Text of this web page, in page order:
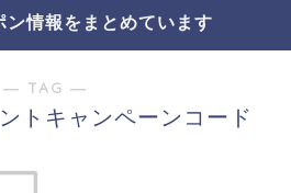
ン情報をまとめています
― TAG ―
トキャンペーンコード